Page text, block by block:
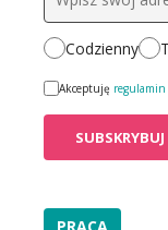
Codzienny
Akceptuję regulamin
PRACA